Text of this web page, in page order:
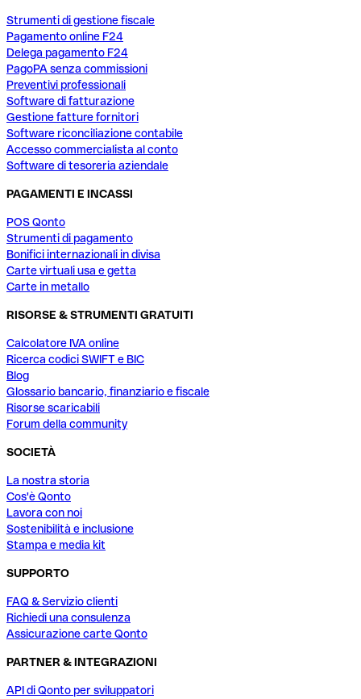
Strumenti di gestione fiscale
Pagamento online F24
Delega pagamento F24
PagoPA senza commissioni
Preventivi professionali
Software di fatturazione
Gestione fatture fornitori
Software riconciliazione contabile
Accesso commercialista al conto
Software di tesoreria aziendale
PAGAMENTI E INCASSI
POS Qonto
Strumenti di pagamento
Bonifici internazionali in divisa
Carte virtuali usa e getta
Carte in metallo
RISORSE & STRUMENTI GRATUITI
Calcolatore IVA online
Ricerca codici SWIFT e BIC
Blog
Glossario bancario, finanziario e fiscale
Risorse scaricabili
Forum della community
SOCIETÀ
La nostra storia
Cos'è Qonto
Lavora con noi
Sostenibilità e inclusione
Stampa e media kit
SUPPORTO
FAQ & Servizio clienti
Richiedi una consulenza
Assicurazione carte Qonto
PARTNER & INTEGRAZIONI
API di Qonto per sviluppatori